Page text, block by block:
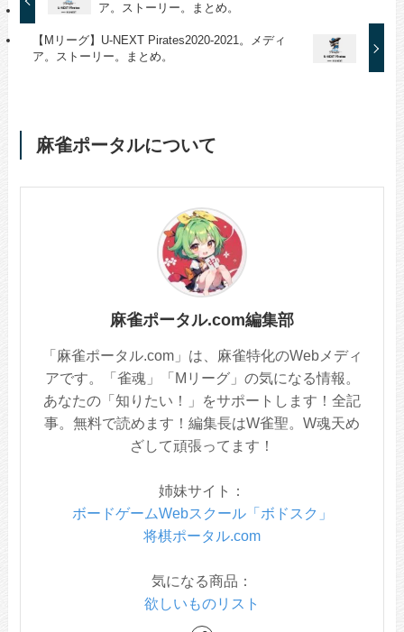
ア。ストーリー。まとめ。
【Mリーグ】U-NEXT Pirates2020-2021。メディ
ア。ストーリー。まとめ。
麻雀ポータルについて
麻雀ポータル.com編集部
「麻雀ポータル.com」は、麻雀特化のWebメディ
アです。「雀魂」「Mリーグ」の気になる情報。
あなたの「知りたい！」をサポートします！全記
事。無料で読めます！編集長はW雀聖。W魂天め
ざして頑張ってます！
姉妹サイト：
ボードゲームWebスクール「ボドスク」
将棋ポータル.com
気になる商品：
欲しいものリスト